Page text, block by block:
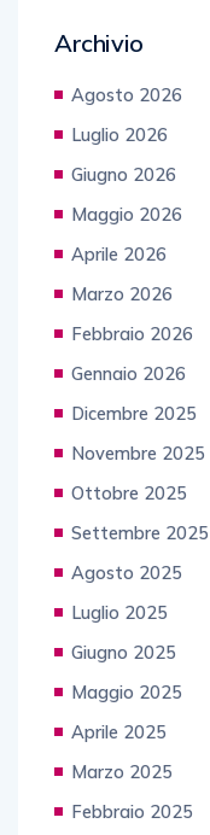
Archivio
Agosto 2026
Luglio 2026
Giugno 2026
Maggio 2026
Aprile 2026
Marzo 2026
Febbraio 2026
Gennaio 2026
Dicembre 2025
Novembre 2025
Ottobre 2025
Settembre 2025
Agosto 2025
Luglio 2025
Giugno 2025
Maggio 2025
Aprile 2025
Marzo 2025
Febbraio 2025